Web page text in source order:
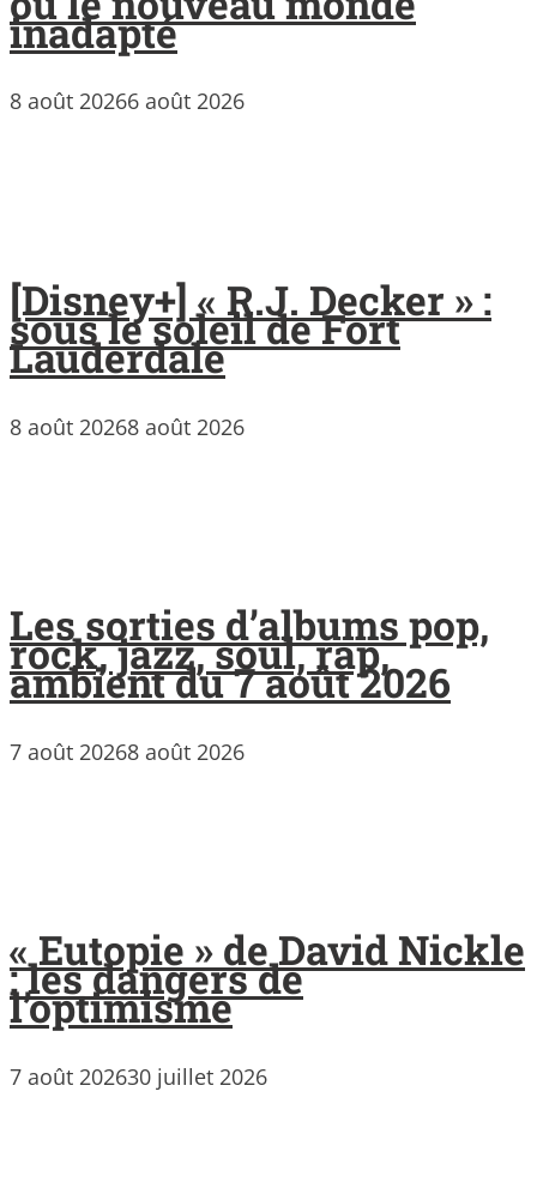
inadapté
8 août 20266 août 2026
[Disney+] « R.J. Decker » :
sous le soleil de Fort
Lauderdale
8 août 20268 août 2026
Les sorties d’albums pop,
rock, jazz, soul, rap,
ambient du 7 août 2026
7 août 20268 août 2026
« Eutopie » de David Nickle
: les dangers de
l’optimisme
7 août 202630 juillet 2026